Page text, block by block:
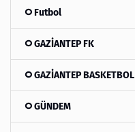
Futbol
GAZİANTEP FK
GAZİANTEP BASKETBOL
GÜNDEM